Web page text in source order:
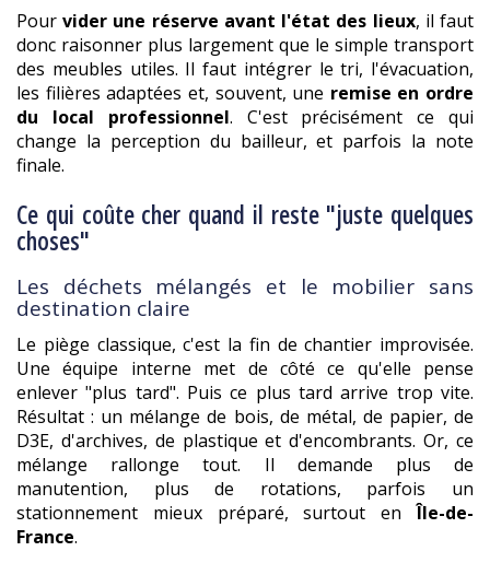
Pourvider une réserve avant l'état des lieux, il faut
donc raisonner plus largement que le simple transport
des meubles utiles. Il faut intégrer le tri, l'évacuation,
les filières adaptées et, souvent, une remise en ordre
du local professionnel. C'est précisément ce qui
change la perception du bailleur, et parfois la note
finale.
Ce qui coûte cher quand il reste "juste quelques
choses"
Les déchets mélangés et le mobilier sans
destination claire
Le piège classique, c'est la fin de chantier improvisée.
Une équipe interne met de côté ce qu'elle pense
enlever "plus tard". Puis ce plus tard arrive trop vite.
Résultat : un mélange de bois, de métal, de papier, de
D3E, d'archives, de plastique et d'encombrants. Or, ce
mélange rallonge tout. Il demande plus de
manutention, plus de rotations, parfois un
stationnement mieux préparé, surtout enÎle-de-
France.